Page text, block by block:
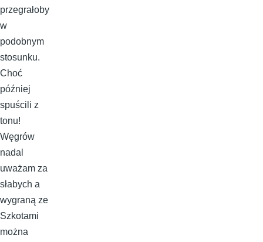
przegrałoby
w
podobnym
stosunku.
Choć
później
spuścili z
tonu!
Węgrów
nadal
uważam za
słabych a
wygraną ze
Szkotami
można